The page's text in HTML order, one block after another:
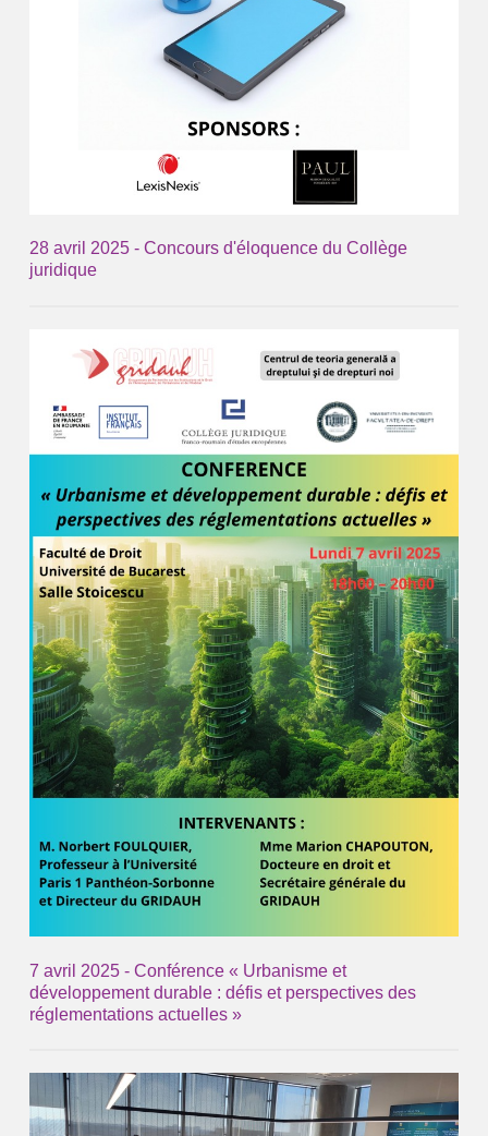
28 avril 2025 - Concours d'éloquence du Collège
juridique
7 avril 2025 - Conférence « Urbanisme et
développement durable : défis et perspectives des
réglementations actuelles »